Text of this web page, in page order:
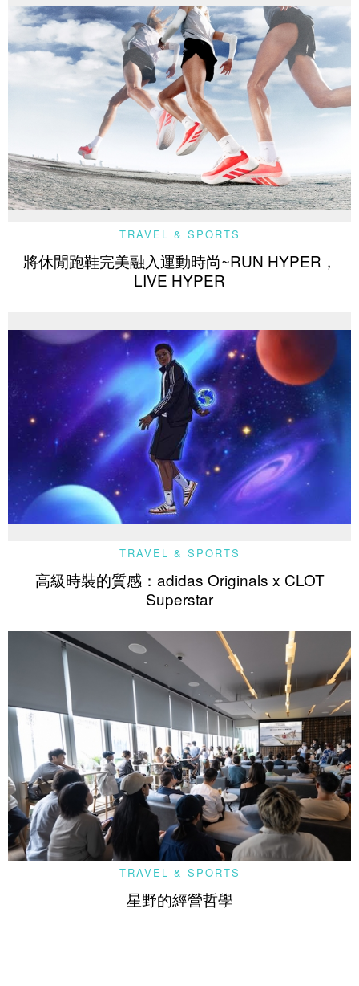
TRAVEL & SPORTS
將休閒跑鞋完美融入運動時尚~RUN HYPER，
LIVE HYPER
TRAVEL & SPORTS
高級時裝的質感：adidas Originals x CLOT
Superstar
TRAVEL & SPORTS
星野的經營哲學